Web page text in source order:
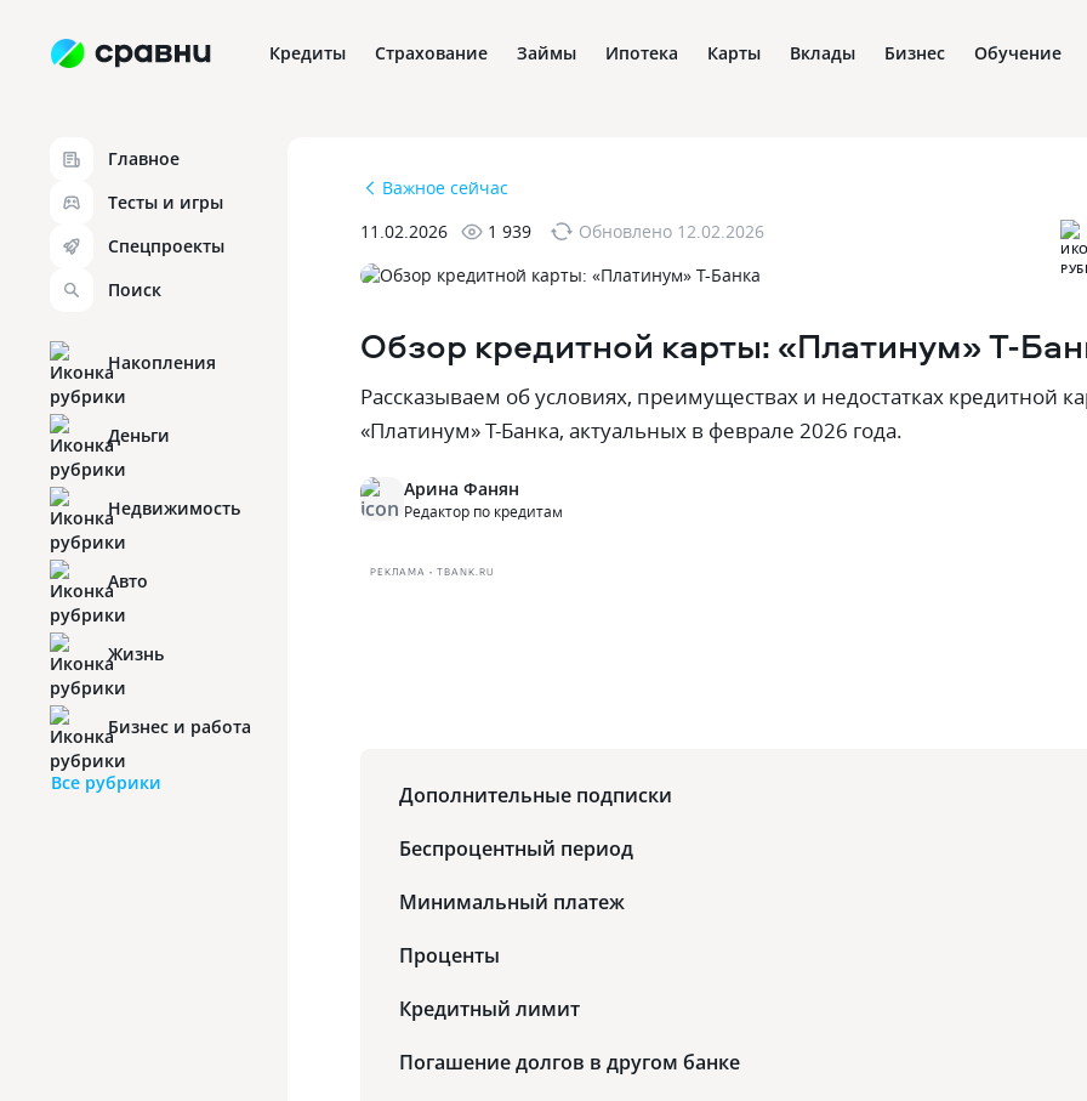
Кредиты Страхование Займы Ипотека Карты Вклады Бизнес Обучение
Главное
Тесты и игры
Спецпроекты
Поиск
Накопления
Деньги
Недвижимость
Авто
Жизнь
Бизнес и работа
Все рубрики
Важное сейчас
11.02.2026
1 939 Обновлено 12.02.2026
Обзор кредитной карты: «Платинум» Т-
Рассказываем об условиях‚ преимуществах и недостатках кредитной
«Платинум» Т-Банка‚ актуальных в феврале 2026 года.
Арина Фанян
Редактор по кредитам
РЕКЛАМА • TBANK.RU
Дополнительные подписки
Беспроцентный период
Минимальный платеж
Проценты
Кредитный лимит
Погашение долгов в другом банке